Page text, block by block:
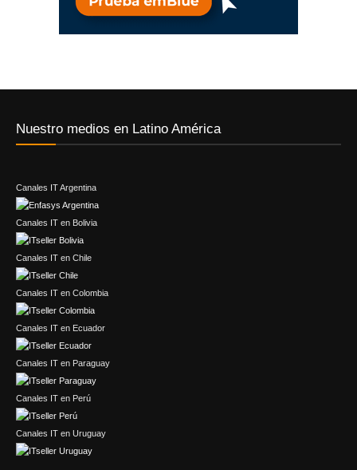
Nuestro medios en Latino América
Canales IT Argentina
Canales IT en Bolivia
Canales IT en Chile
Canales IT en Colombia
Canales IT en Ecuador
Canales IT en Paraguay
Canales IT en Perú
Canales IT en Uruguay